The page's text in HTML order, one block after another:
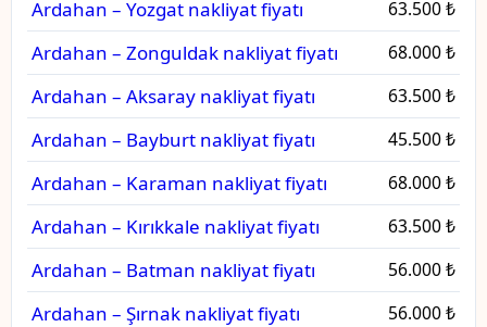
Ardahan – Yozgat nakliyat fiyatı 63.500 ₺
Ardahan – Zonguldak nakliyat fiyatı 68.000 ₺
Ardahan – Aksaray nakliyat fiyatı 63.500 ₺
Ardahan – Bayburt nakliyat fiyatı 45.500 ₺
Ardahan – Karaman nakliyat fiyatı 68.000 ₺
Ardahan – Kırıkkale nakliyat fiyatı 63.500 ₺
Ardahan – Batman nakliyat fiyatı 56.000 ₺
Ardahan – Şırnak nakliyat fiyatı 56.000 ₺